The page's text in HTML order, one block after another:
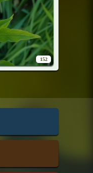
152